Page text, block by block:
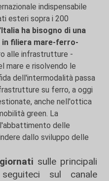
indispensabile
esteri sopra i 200
ha bisogno di una
filiera mare-ferro-
alle infrastrutture -
mare e risolvendo le
dell'intermodalità passa
su ferro, a oggi
anche nell'ottica
green. La
delle
dallo sviluppo delle
sulle principali
sul canale